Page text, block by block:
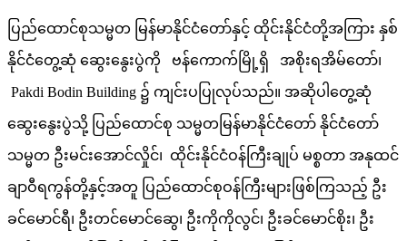
ပြည်ထောင်စုသမ္မတ မြန်မာနိုင်ငံတော်နှင့် ထိုင်းနိုင်ငံတို့အကြား နှစ်
နိုင်ငံတွေ့ဆုံ ဆွေးနွေးပွဲကို ဗန်ကောက်မြို့ရှိ အစိုးရအိမ်တော်၊
Pakdi Bodin Building ၌ ကျင်းပပြုလုပ်သည်။ အဆိုပါတွေ့ဆုံ
ဆွေးနွေးပွဲသို့ ပြည်ထောင်စု သမ္မတမြန်မာနိုင်ငံတော် နိုင်ငံတော်
သမ္မတ ဦးမင်းအောင်လှိုင်၊ ထိုင်းနိုင်ငံဝန်ကြီးချုပ် မစ္စတာ အနုထင်
ချာဝီရကွန်တို့နှင့်အတူ ပြည်ထောင်စုဝန်ကြီးများဖြစ်ကြသည့် ဦး
ခင်မောင်ရီ၊ ဦးတင်မောင်ဆွေ၊ ဦးကိုကိုလွင်၊ ဦးခင်မောင်စိုး၊ ဦး